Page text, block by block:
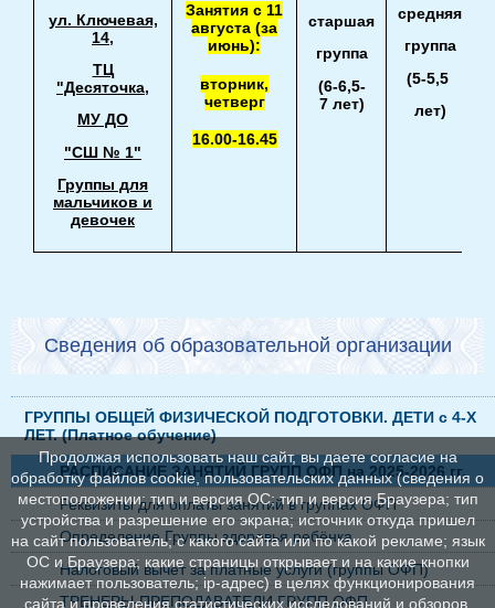
ул. Ключевая,
14,
ТЦ
"Десяточка,
МУ ДО
"СШ № 1"
Группы для
мальчиков и
девочек
Занятия с 11
августа (за
июнь):
вторник,
четверг
16.00-16.45
старшая
группа
(6-6,5-
7 лет)
средняя
группа
(5-5,5
лет)
Сведения об образовательной организации
ГРУППЫ ОБЩЕЙ ФИЗИЧЕСКОЙ ПОДГОТОВКИ. ДЕТИ с 4-Х
ЛЕТ. (Платное обучение)
РАСПИСАНИЕ ЗАНЯТИЙ ГРУПП ОФП на 2025-2026 гг.
Реквизиты для оплаты занятий в группах ОФП
Определение Группы здоровья ребёнка
Налоговый вычет за платные услуги (группы ОФП)
ТРЕНЕРЫ-ПРЕПОДАВАТЕЛИ ГРУПП ОФП
Продолжая использовать наш сайт, вы даете согласие на
обработку файлов cookie, пользовательских данных (сведения о
местоположении; тип и версия ОС; тип и версия Браузера; тип
устройства и разрешение его экрана; источник откуда пришел
на сайт пользователь; с какого сайта или по какой рекламе; язык
ОС и Браузера; какие страницы открывает и на какие кнопки
нажимает пользователь; ip-адрес) в целях функционирования
сайта и проведения статистических исследований и обзоров.